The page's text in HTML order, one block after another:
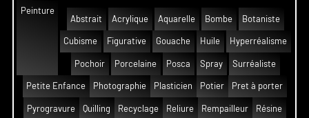
Peinture
Abstrait
Acrylique Aquarelle Bombe Botaniste
Cubisme Figurative Gouache Huile Hyperréalisme
Pochoir Porcelaine Posca Spray Surréaliste
Petite Enfance Photographie Plasticien Potier Pret à porter
Pyrogravure Quilling Recyclage Reliure Rempailleur Résine